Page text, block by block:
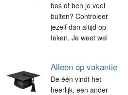
bos of ben je veel
buiten? Controleer
jezelf dan altijd op
teken. Je weet wel
Alleen op vakantie
De één vindt het
heerlijk, een ander